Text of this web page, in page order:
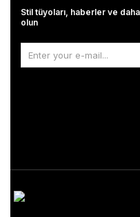
Stil tüyoları, haberler ve
olun